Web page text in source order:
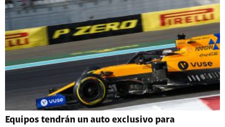
Equipos tendrán un auto exclusivo para